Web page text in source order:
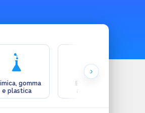
gomma
e plastica
Ecologia e
ambiente